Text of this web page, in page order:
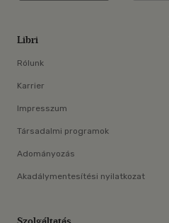
Libri
Rólunk
Karrier
Impresszum
Társadalmi programok
Adományozás
Akadálymentesítési nyilatkozat